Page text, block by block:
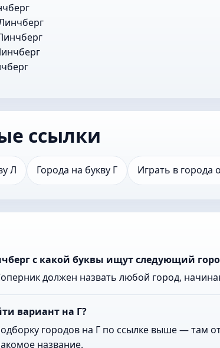
ссылки
Л Города на букву Г Играть в города
с какой буквы ищут следующий
должен назвать любой город,
вариант на Г?
городов на Г по ссылке выше — там
название.